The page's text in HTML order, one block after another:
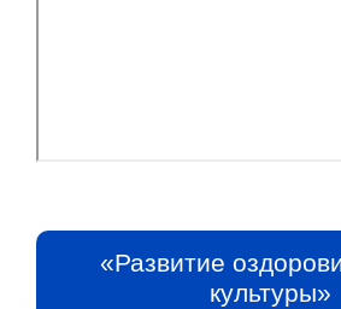
«Развитие
культуры»